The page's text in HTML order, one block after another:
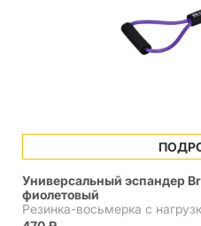
Универсальный эспандер
фиолетовый
Резинка-восьмерка с